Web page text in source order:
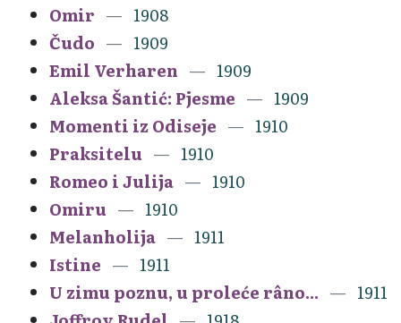
Omir
1908
Čudo
1909
Emil Verharen
1909
Aleksa Šantić: Pjesme
1909
Momenti iz Odiseje
1910
Praksitelu
1910
Romeo i Julija
1910
Omiru
1910
Melanholija
1911
Istine
1911
U zimu poznu, u proleće râno...
1911